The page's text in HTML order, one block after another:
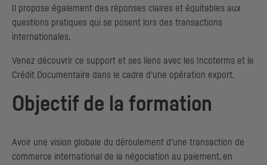
Il propose également des réponses claires et équitables aux
questions pratiques qui se posent lors des transactions
internationales.
Venez découvrir ce support et ses liens avec les Incoterms et le
Crédit Documentaire dans le cadre d’une opération export.
Objectif de la formation
Avoir une vision globale du déroulement d’une transaction de
commerce international de la négociation au paiement, en